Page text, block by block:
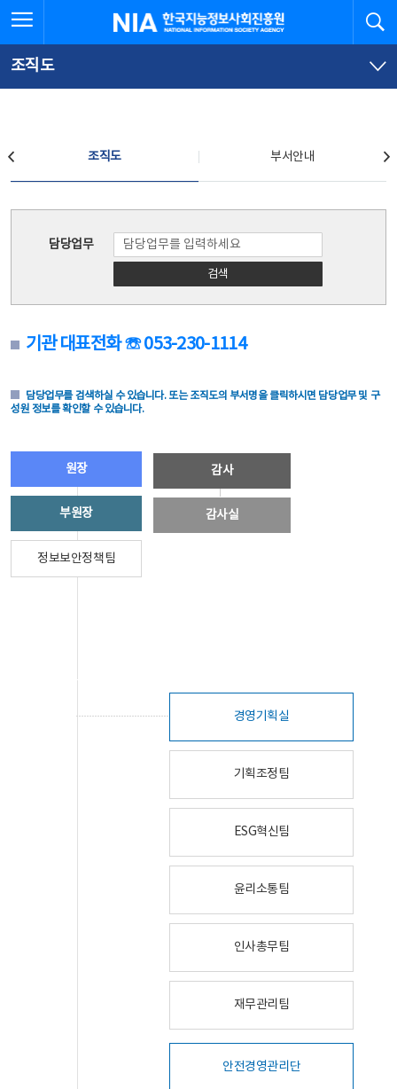
문
로
가
체
뉴
바
가
한국지능정보사회진흥원
조직도
조직도 부서안내
담당업무
검색
기관 대표전화 ☏ 053-230-1114
담당업무를 검색하실 수 있습니다. 또는 조직도의 부서명을 클릭하시면 담당업무 및 구
성원 정보를 확인할 수 있습니다.
원장
부원장
정보보안정책팀
감사
감사실
경영기획실
기획조정팀
ESG혁신팀
윤리소통팀
인사총무팀
재무관리팀
안전경영관리단